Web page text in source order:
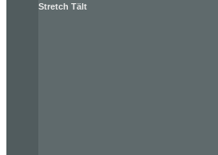
Stretch Tält